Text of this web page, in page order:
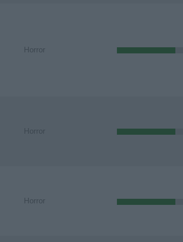
Horror
Horror
Horror